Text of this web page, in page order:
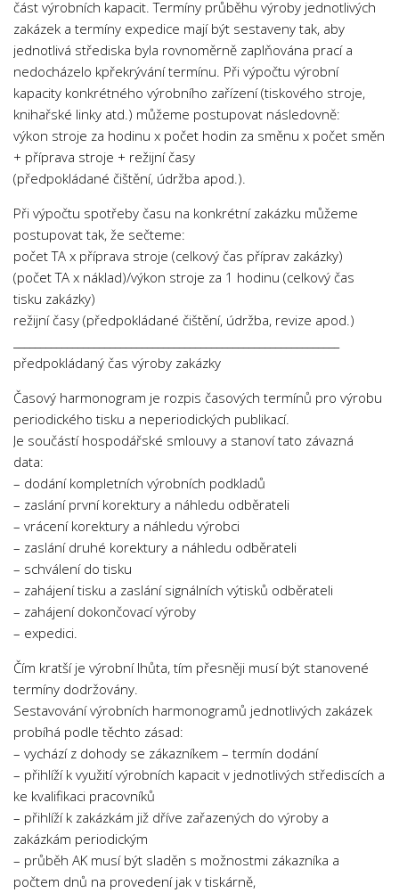
část výrobních kapacit. Termíny průběhu výroby jednotlivých
zakázek a termíny expedice mají být sestaveny tak, aby
jednotlivá střediska byla rovnoměrně zaplňována prací a
nedocházelo kpřekrývání termínu. Při výpočtu výrobní
kapacity konkrétného výrobního zařízení (tiskového stroje,
knihařské linky atd.) můžeme postupovat následovně:
výkon stroje za hodinu x počet hodin za směnu x počet směn
+ příprava stroje + režijní časy
(předpokládané čištění, údržba apod.).
Při výpočtu spotřeby času na konkrétní zakázku můžeme
postupovat tak, že sečteme:
počet TA x příprava stroje (celkový čas příprav zakázky)
(počet TA x náklad)/výkon stroje za 1 hodinu (celkový čas
tisku zakázky)
režijní časy (předpokládané čištění, údržba, revize apod.)
předpokládaný čas výroby zakázky
Časový harmonogram je rozpis časových termínů pro výrobu
periodického tisku a neperiodických publikací.
Je součástí hospodářské smlouvy a stanoví tato závazná
data:
– dodání kompletních výrobních podkladů
– zaslání první korektury a náhledu odběrateli
– vrácení korektury a náhledu výrobci
– zaslání druhé korektury a náhledu odběrateli
– schválení do tisku
– zahájení tisku a zaslání signálních výtisků odběrateli
– zahájení dokončovací výroby
– expedici.
Čím kratší je výrobní lhůta, tím přesněji musí být stanovené
termíny dodržovány.
Sestavování výrobních harmonogramů jednotlivých zakázek
probíhá podle těchto zásad:
– vychází z dohody se zákazníkem – termín dodání
– přihlíží k využití výrobních kapacit v jednotlivých střediscích a
ke kvalifikaci pracovníků
– přihlíží k zakázkám již dříve zařazených do výroby a
zakázkám periodickým
– průběh AK musí být sladěn s možnostmi zákazníka a
počtem dnů na provedení jak v tiskárně,